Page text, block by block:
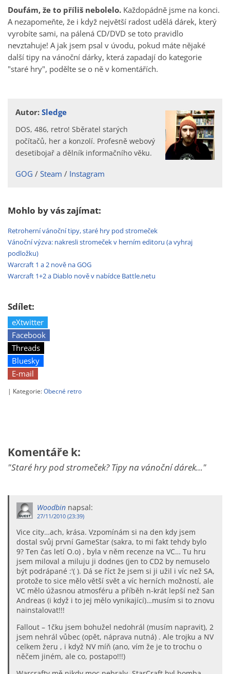
Doufám, že to příliš nebolelo. Každopádně jsme na konci.
A nezapomeňte, že i když největší radost udělá dárek, který
vyrobíte sami, na pálená CD/DVD se toto pravidlo
nevztahuje! A jak jsem psal v úvodu, pokud máte nějaké
další tipy na vánoční dárky, která zapadají do kategorie
"staré hry", podělte se o ně v komentářích.
Autor:Sledge
DOS, 486, retro! Sběratel starých
počítačů, her a konzolí. Profesně webový
desetibojař a dělník informačního věku.
GOG Steam Instagram
Mohlo by vás zajímat:
Retroherní vánoční tipy, staré hry pod stromeček
Vánoční výzva: nakresli stromeček v herním editoru (a vyhraj
podložku)
Warcraft 1 a 2 nově na GOG
Warcraft 1+2 a Diablo nově v nabídce Battle.netu
Sdílet:
eXtwitter
Facebook
Threads
Bluesky
E-mail
| Kategorie:Obecné retro
Komentáře k:
"Staré hry pod stromeček? Tipy na vánoční dárek…"
Woodbin napsal:
27/11/2010 (23:39)
Vice city…ach, krása. Vzpomínám si na den kdy jsem
dostal svůj první GameStar (sakra, to mi fakt tehdy bylo
9? Ten čas letí O.o) , byla v něm recenze na VC… Tu hru
jsem miloval a miluju ji dodnes (jen to CD2 by nemuselo
být podrápané :'( ). Dá se říct že jsem si ji užil i víc než SA,
protože to sice mělo větší svět a víc herních možností, ale
VC mělo úžasnou atmosféru a příběh n-krát lepší než San
Andreas (i když i to jej mělo vynikající)…musím si to znovu
nainstalovat!!!
Fallout – 1čku jsem bohužel nedohrál (musím napravit), 2
jsem nehrál vůbec (opět, náprava nutná) . Ale trojku a NV
celkem žeru , i když NV míň (ano, vím že je to trochu o
něčem jiném, ale co, postapo!!!)